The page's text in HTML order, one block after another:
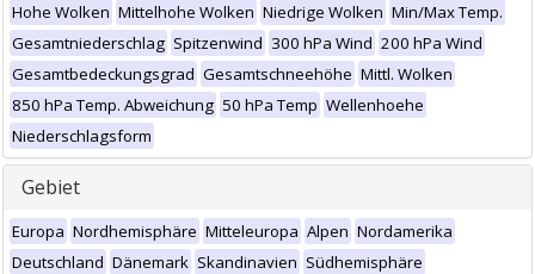
Hohe Wolken Mittelhohe Wolken Niedrige Wolken Min/Max Temp.
Gesamtniederschlag Spitzenwind 300 hPa Wind 200 hPa Wind
Gesamtbedeckungsgrad Gesamtschneehöhe Mittl. Wolken
850 hPa Temp. Abweichung 50 hPa Temp Wellenhoehe
Niederschlagsform
Gebiet
Europa Nordhemisphäre Mitteleuropa Alpen Nordamerika
Deutschland Dänemark Skandinavien Südhemisphäre